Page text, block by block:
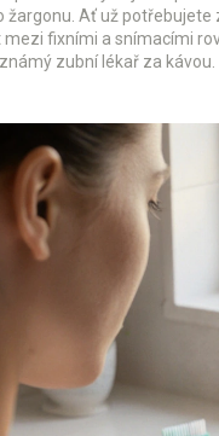
žargonu. Ať už potřebujete
mezi fixními a snímacími
zubní lékař za kávou.